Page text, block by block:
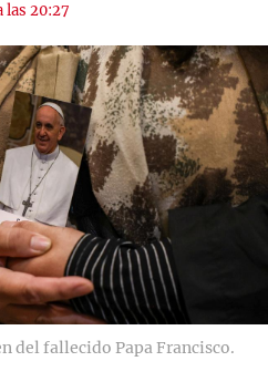
las 20:27
del fallecido Papa Francisco.